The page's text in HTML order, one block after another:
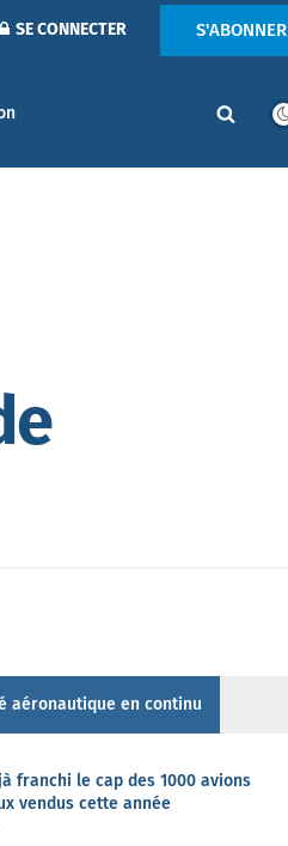
SE CONNECTER S'ABONNER
aéronautique en continu
franchi le cap des 1000 avions
vendus cette année